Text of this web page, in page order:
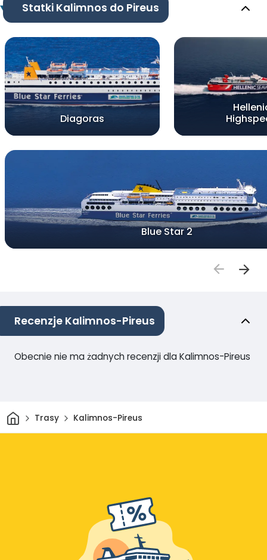
Statki Kalimnos do Pireus
Diagoras
Blue Star 2
Recenzje Kalimnos-Pireus
Obecnie nie ma żadnych recenzji dla Kalimnos-Pireus
DomTrasy Kalimnos-Pireus